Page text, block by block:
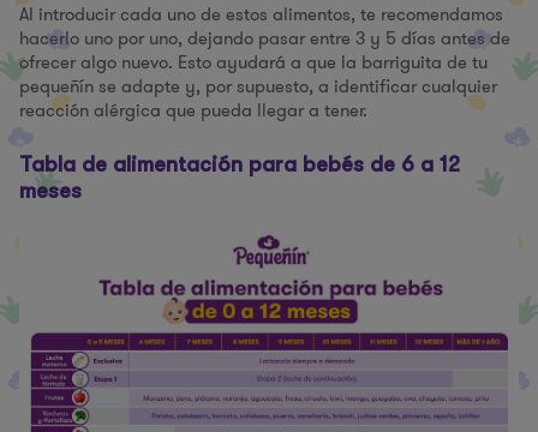
Al introducir cada uno de estos alimentos, te recomendamos
hacerlo uno por uno, dejando pasar entre 3 y 5 días antes de
ofrecer algo nuevo. Esto ayudará a que la barriguita de tu
pequeñín se adapte y, por supuesto, a identificar cualquier
reacción alérgica que pueda llegar a tener.
Tabla de alimentación para bebés de 6 a 12
meses